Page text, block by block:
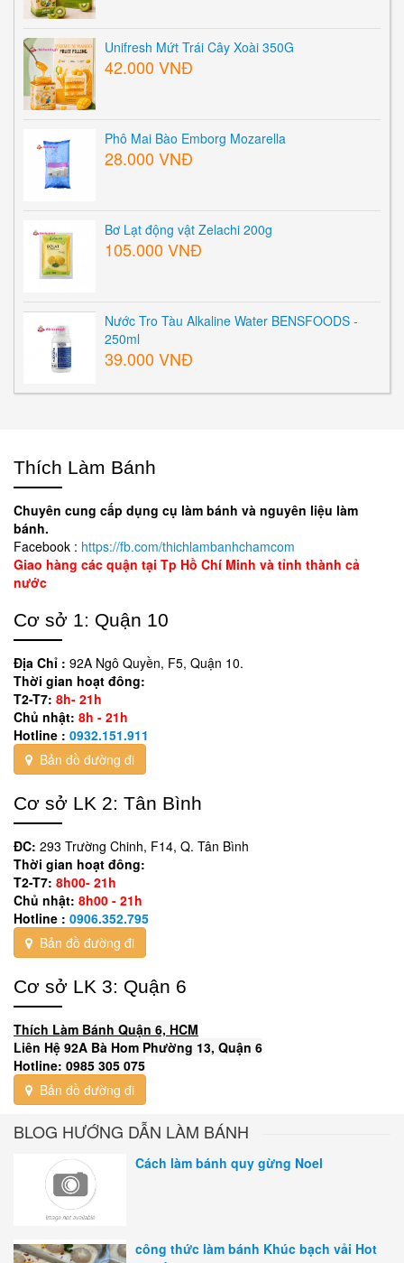
Unifresh Mứt Trái Cây Xoài 350G
42.000 VNĐ
Phô Mai Bào Emborg Mozarella
28.000 VNĐ
Bơ Lạt động vật Zelachi 200g
105.000 VNĐ
Nước Tro Tàu Alkaline Water BENSFOODS -
250ml
39.000 VNĐ
Thích Làm Bánh
Chuyên cung cấp dụng cụ làm bánh và nguyên liệu làm
bánh.
Facebook : https://fb.com/thichlambanhchamcom
Giao hàng các quận tại Tp Hồ Chí Minh và tỉnh thành cả
nước
Cơ sở 1: Quận 10
Địa Chỉ : 92A Ngô Quyền, F5, Quận 10.
Thời gian hoạt đông:
T2-T7: 8h- 21h
Chủ nhật: 8h - 21h
Hotline : 0932.151.911
Bản đồ đường đi
Cơ sở LK 2: Tân Bình
ĐC: 293 Trường Chinh, F14, Q. Tân Bình
Thời gian hoạt đông:
T2-T7: 8h00- 21h
Chủ nhật: 8h00 - 21h
Hotline : 0906.352.795
Bản đồ đường đi
Cơ sở LK 3: Quận 6
Thích Làm Bánh Quận 6, HCM
Liên Hệ 92A Bà Hom Phường 13, Quận 6
Hotline: 0985 305 075
Bản đồ đường đi
BLOG HƯỚNG DẪN LÀM BÁNH
Cách làm bánh quy gừng Noel
công thức làm bánh Khúc bạch vải Hot